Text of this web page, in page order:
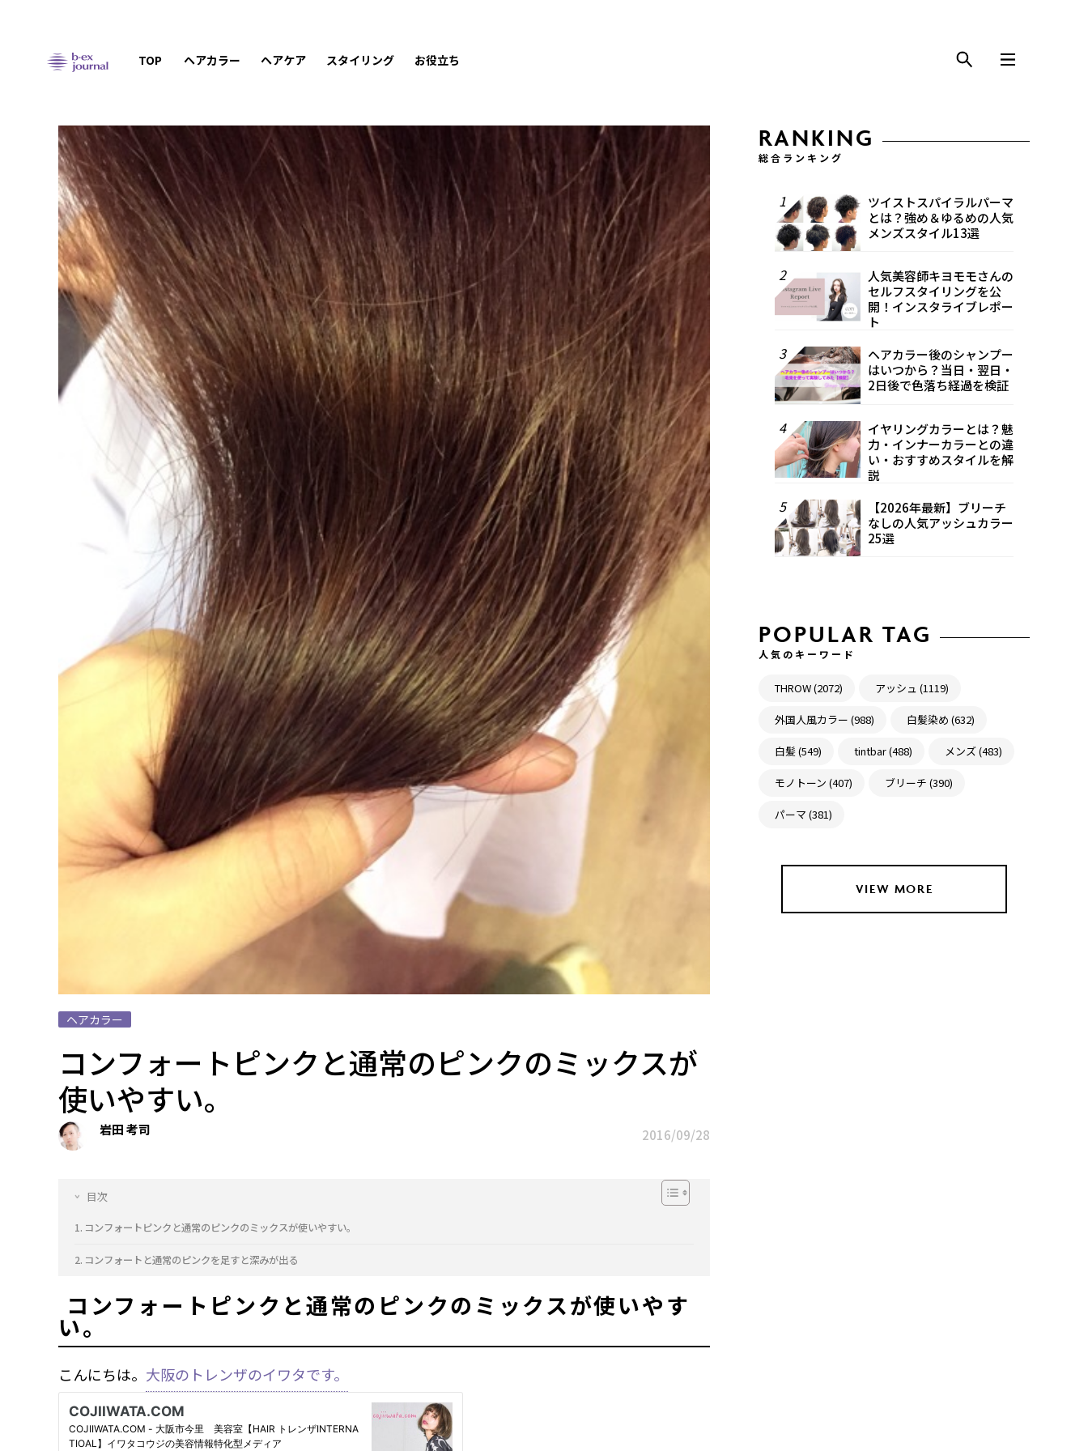
TOP ヘアカラー ヘアケア スタイリング お役立ち
ヘアカラー
コンフォートピンクと通常のピンクのミックスが
使いやすい。
岩田 考司 2016/09/28
目次
コンフォートピンクと通常のピンクのミックスが使いやすい。
コンフォートと通常のピンクを足すと深みが出る
コンフォートピンクと通常のピンクのミックスが使いやす
い。
こんにちは。 大阪のトレンザのイワタです。
RANKING
総合ランキング
1
ツイストスパイラルパーマ
とは？強め＆ゆるめの人気
メンズスタイル13選
2
人気美容師キヨモモさんの
セルフスタイリングを公
開！インスタライブレポー
ト
3
ヘアカラー後のシャンプー
はいつから？当日・翌日・
2日後で色落ち経過を検証
4
イヤリングカラーとは？魅
力・インナーカラーとの違
い・おすすめスタイルを解
説
5
【2026年最新】ブリーチ
なしの人気アッシュカラー
25選
POPULAR TAG
人気のキーワード
THROW (2072) アッシュ (1119)
外国人風カラー (988) 白髪染め (632)
白髪 (549) tintbar (488) メンズ (483)
モノトーン (407) ブリーチ (390)
パーマ (381)
VIEW MORE